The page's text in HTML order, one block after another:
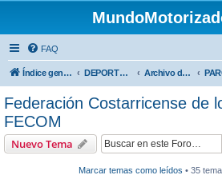
FAQ
Índice general DEPORTES NACIONALES Archivo deportes nacionales
Federación Costarricense de
FECOM
Nuevo Tema
Marcar temas como leídos • 35